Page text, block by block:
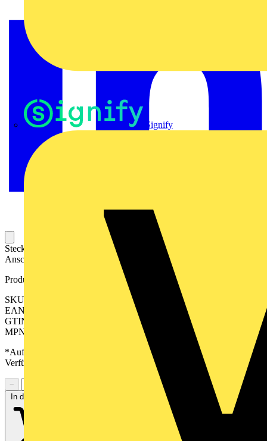
Signify
Steckbarer Leiterplatten-Anschluss mit innovativer
Anschlusstechnologie für eine sichere und intuitive Handhabung.
Produktkennzeichen
SKU: 2538010000
EAN: 04050118549768
GTIN: 04050118549768
MPN: BLF 3.50/04/180FQV SN BK BX
*Auf Anfrage verfügbar - bitte in den Warenkorb legen, um
Verfügbarkeit zu prüfen
−
In den Warenkorb